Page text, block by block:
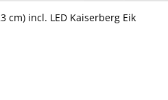
cm) incl. LED Kaiserberg Eik